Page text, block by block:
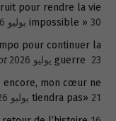
pour rendre la vie
impossible » 30 يوليو 2026
pour continuer la
guerre 23 يوليو 2026
encore, mon cœur ne
tiendra pas» 21 يوليو 2026